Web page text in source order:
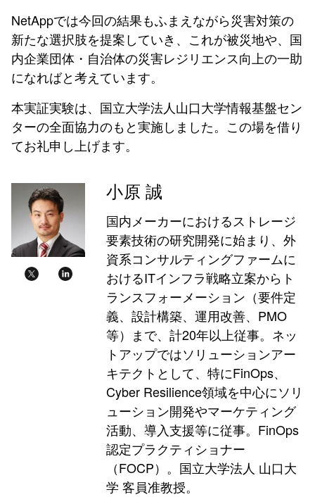
NetAppでは今回の結果もふまえながら災害対策の
新たな選択肢を提案していき、これが被災地や、国
内企業団体・自治体の災害レジリエンス向上の一助
になればと考えています。
本実証実験は、国立大学法人山口大学情報基盤セン
ターの全面協力のもと実施しました。この場を借り
てお礼申し上げます。
小原 誠
国内メーカーにおけるストレージ
要素技術の研究開発に始まり、外
資系コンサルティングファームに
おけるITインフラ戦略立案からト
ランスフォーメーション（要件定
義、設計構築、運用改善、PMO
等）まで、計20年以上従事。ネッ
トアップではソリューションアー
キテクトとして、特にFinOps、
Cyber Resilience領域を中心にソリ
ューション開発やマーケティング
活動、導入支援等に従事。FinOps
認定プラクティショナー
（FOCP）。国立大学法人 山口大
学 客員准教授。